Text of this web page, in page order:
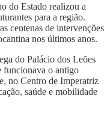
do Estado realizou a
para a região.
centenas de intervenções
nos últimos anos.
do Palácio dos Leões
funcionava o antigo
no Centro de Imperatriz
saúde e mobilidade